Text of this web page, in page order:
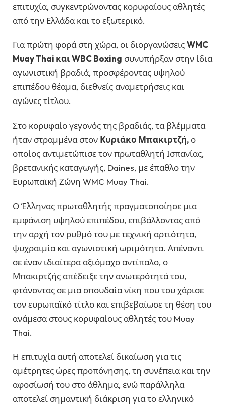
επιτυχία, συγκεντρώνοντας κορυφαίους αθλητές
από την Ελλάδα και το εξωτερικό.
Για πρώτη φορά στη χώρα, οι διοργανώσειςWMC
Muay Thai και WBC Boxing συνυπήρξαν στην ίδια
αγωνιστική βραδιά, προσφέροντας υψηλού
επιπέδου θέαμα, διεθνείς αναμετρήσεις και
αγώνες τίτλου.
Στο κορυφαίο γεγονός της βραδιάς, τα βλέμματα
ήταν στραμμένα στον Κυριάκο Μπακιρτζή, ο
οποίος αντιμετώπισε τον πρωταθλητή Ισπανίας,
βρετανικής καταγωγής, Daines, με έπαθλο την
Ευρωπαϊκή Ζώνη WMC Muay Thai.
Ο Έλληνας πρωταθλητής πραγματοποίησε μια
εμφάνιση υψηλού επιπέδου, επιβάλλοντας από
την αρχή τον ρυθμό του με τεχνική αρτιότητα,
ψυχραιμία και αγωνιστική ωριμότητα. Απέναντι
σε έναν ιδιαίτερα αξιόμαχο αντίπαλο, ο
Μπακιρτζής απέδειξε την ανωτερότητά του,
φτάνοντας σε μια σπουδαία νίκη που του χάρισε
τον ευρωπαϊκό τίτλο και επιβεβαίωσε τη θέση του
ανάμεσα στους κορυφαίους αθλητές του Muay
Thai.
Η επιτυχία αυτή αποτελεί δικαίωση για τις
αμέτρητες ώρες προπόνησης, τη συνέπεια και την
αφοσίωσή του στο άθλημα, ενώ παράλληλα
αποτελεί σημαντική διάκριση για το ελληνικό